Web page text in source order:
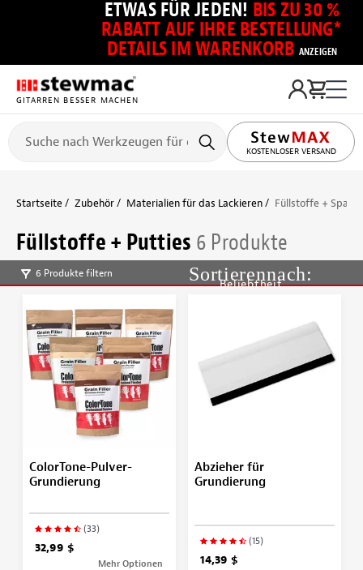
ETWAS FÜR JEDEN! BIS ZU 30 %
RABATT AUF IHRE BESTELLUNG*
DETAILS IM WARENKORB ANZEIGEN
GITARREN BESSER MACHEN
KOSTENLOSER VERSAND
Startseite Zubehör Materialien für das Lackieren Füllstoffe +
Füllstoffe + Putties 6 Produkte
6 Produkte filtern
Beliebtheit
ColorTone-Pulver-
Grundierung
(33)
32,99 $
Mehr Optionen
Abzieher für
Grundierung
(15)
14,39 $